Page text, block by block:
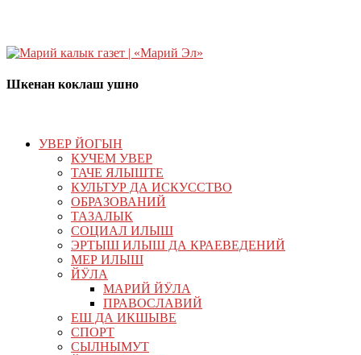
Шкенан коклаш ушно
УВЕР ЙОГЫН
КУЧЕМ УВЕР
ТАЧЕ ЯЛЫШТЕ
КУЛЬТУР ДА ИСКУССТВО
ОБРАЗОВАНИЙ
ТАЗАЛЫК
СОЦИАЛ ИЛЫШ
ЭРТЫШ ИЛЫШ ДА КРАЕВЕДЕНИЙ
МЕР ИЛЫШ
ЙӰЛА
МАРИЙ ЙӰЛА
ПРАВОСЛАВИЙ
ЕШ ДА ИКШЫВЕ
СПОРТ
СЫЛНЫМУТ